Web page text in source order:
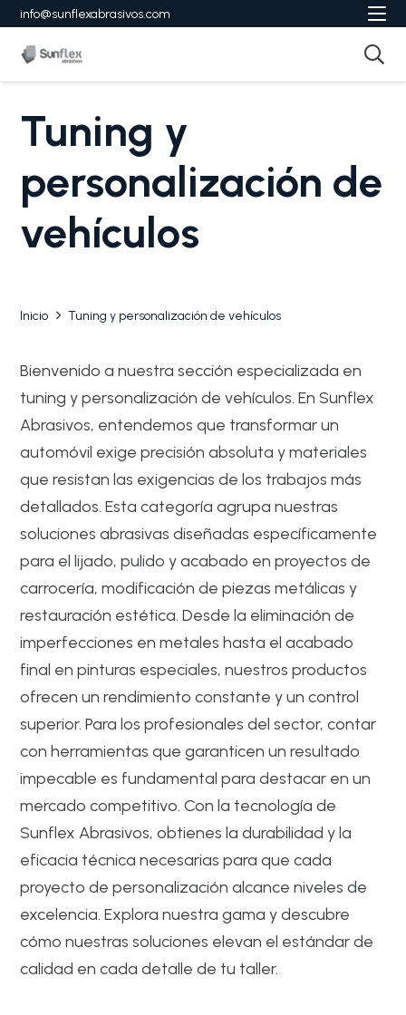
info@sunflexabrasivos.com
Tuning y
personalización de
vehículos
Inicio Tuning y personalización de vehículos
Bienvenido a nuestra sección especializada en
tuning y personalización de vehículos. En Sunflex
Abrasivos, entendemos que transformar un
automóvil exige precisión absoluta y materiales
que resistan las exigencias de los trabajos más
detallados. Esta categoría agrupa nuestras
soluciones abrasivas diseñadas específicamente
para el lijado, pulido y acabado en proyectos de
carrocería, modificación de piezas metálicas y
restauración estética. Desde la eliminación de
imperfecciones en metales hasta el acabado
final en pinturas especiales, nuestros productos
ofrecen un rendimiento constante y un control
superior. Para los profesionales del sector, contar
con herramientas que garanticen un resultado
impecable es fundamental para destacar en un
mercado competitivo. Con la tecnología de
Sunflex Abrasivos, obtienes la durabilidad y la
eficacia técnica necesarias para que cada
proyecto de personalización alcance niveles de
excelencia. Explora nuestra gama y descubre
cómo nuestras soluciones elevan el estándar de
calidad en cada detalle de tu taller.